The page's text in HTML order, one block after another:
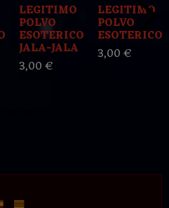
LEGITIMO
POLVO
ESOTERICO
JALA-JALA
3,00 €
LEGITIMO
POLVO
3,00 €